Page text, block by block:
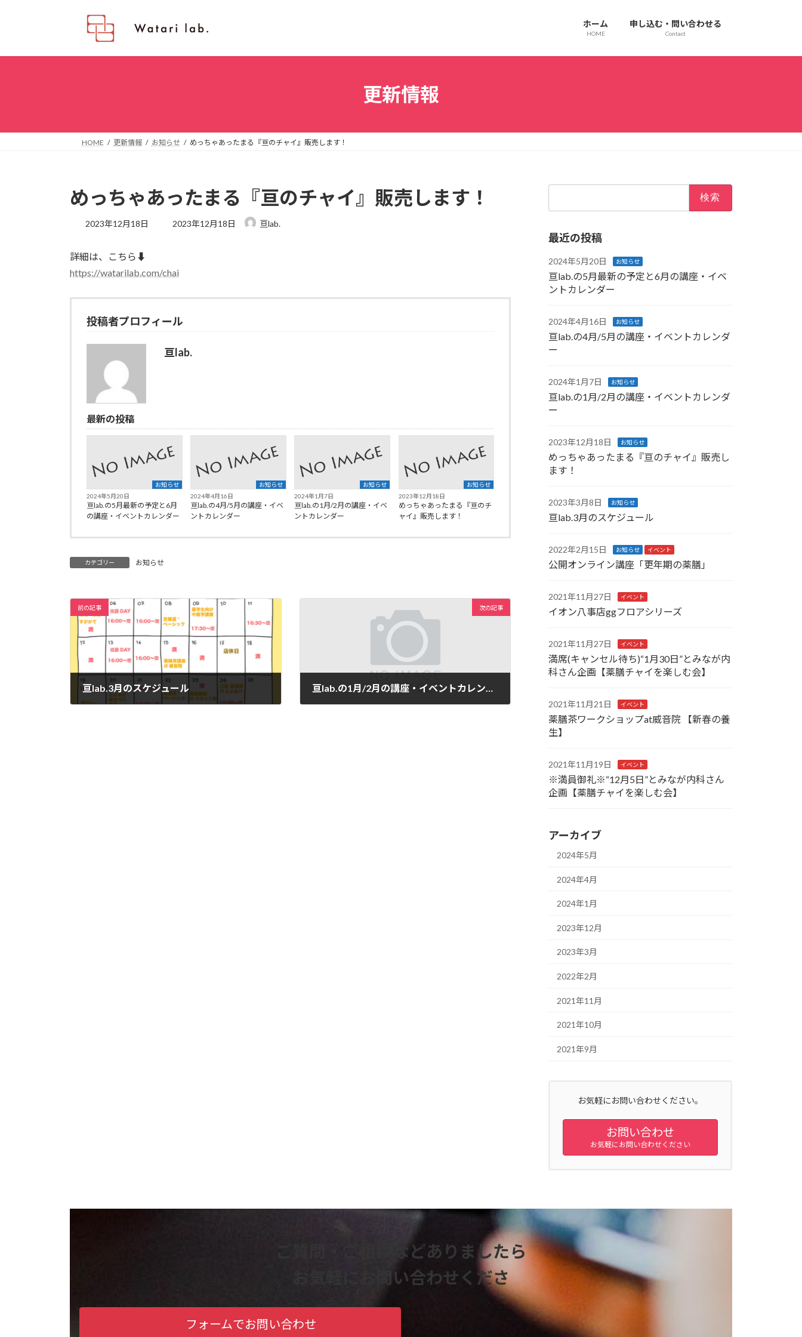
プ
動
ホーム
HOME
申し込む・問い合わせる
Contact
更新情報
HOME 更新情報 お知らせ めっちゃあったまる『亘のチャイ』販売します！
めっちゃあったまる『亘のチャイ』販売します！
2023年12月18日
最
日
時
2023年12月18日 亘lab.
詳細は、こちら⬇️
https://watarilab.com/chai
投稿者プロフィール
亘lab.
最新の投稿
お知らせ
2024年5月20日
亘lab.の5月最新の予定と6月
の講座・イベントカレンダー
お知らせ
2024年4月16日
亘lab.の4月/5月の講座・イベ
ントカレンダー
お知らせ
2024年1月7日
亘lab.の1月/2月の講座・イベ
ントカレンダー
お知らせ
2023年12月18日
めっちゃあったまる『亘のチ
ャイ』販売します！
カテゴリー お知らせ
前の記事
亘lab.3月のスケジュール
次の記事
亘lab.の1月/2月の講座・イベントカレンダー
最近の投稿
2024年5月20日 お知らせ
亘lab.の5月最新の予定と6月の講座・イベ
ントカレンダー
2024年4月16日 お知らせ
亘lab.の4月/5月の講座・イベントカレンダ
ー
2024年1月7日 お知らせ
亘lab.の1月/2月の講座・イベントカレンダ
ー
2023年12月18日 お知らせ
めっちゃあったまる『亘のチャイ』販売し
ます！
2023年3月8日 お知らせ
亘lab.3月のスケジュール
2022年2月15日 お知らせ イベント
公開オンライン講座「更年期の薬膳」
2021年11月27日 イベント
イオン八事店ggフロアシリーズ
2021年11月27日 イベント
満席(キャンセル待ち)“1月30日”とみなが内
科さん企画【薬膳チャイを楽しむ会】
2021年11月21日 イベント
薬膳茶ワークショップat威音院 【新春の養
生】
2021年11月19日 イベント
※満員御礼※“12月5日”とみなが内科さん
企画【薬膳チャイを楽しむ会】
アーカイブ
2024年5月
2024年4月
2024年1月
2023年12月
2023年3月
2022年2月
2021年11月
2021年10月
2021年9月
お気軽にお問い合わせください。
お問い合わせ
お気軽にお問い合わせください
ご質問・ご相談などありましたら
お気軽にお問い合わせくださ
フォームでお問い合わせ